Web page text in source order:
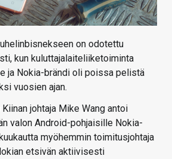
on odotettu
kun kuluttajalaiteliiketoiminta
ja Nokia-brändi oli poissa pelistä
vuosien ajan.
johtaja Mike Wang antoi
valon Android-pohjaisille Nokia-
myöhemmin toimitusjohtaja
etsivän aktiivisesti